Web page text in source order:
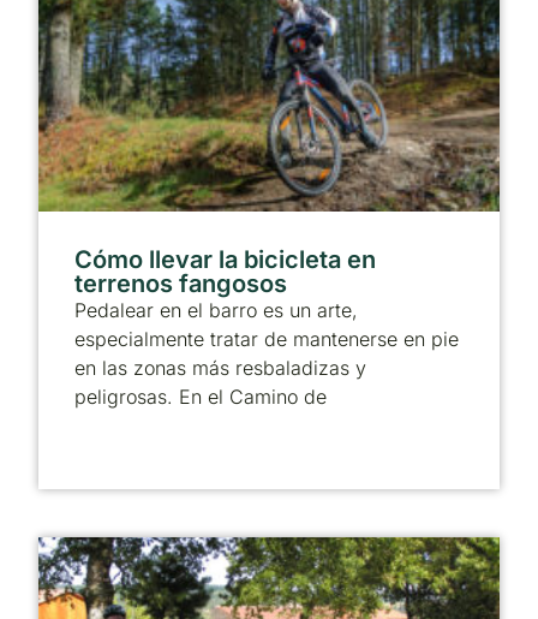
Cómo llevar la bicicleta en
terrenos fangosos
Pedalear en el barro es un arte,
especialmente tratar de mantenerse en pie
en las zonas más resbaladizas y
peligrosas. En el Camino de